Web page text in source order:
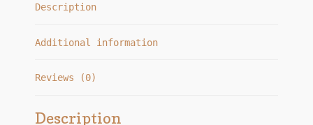
Description
Additional information
Reviews (0)
Description